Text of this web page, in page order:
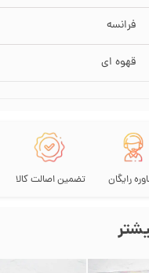
فرانسه
قهوه ای
تضمین اصالت کالا رایگان